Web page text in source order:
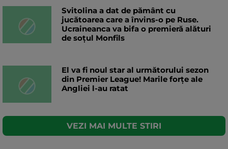
Svitolina a dat de pământ cu
jucătoarea care a învins-o pe Ruse.
Ucraineanca va bifa o premieră alături
de soțul Monfils
El va fi noul star al următorului sezon
din Premier League! Marile forțe ale
Angliei l-au ratat
VEZI MAI MULTE STIRI